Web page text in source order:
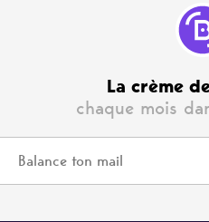
La crème
chaque mois